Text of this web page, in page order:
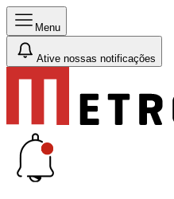
Menu
Ative nossas notificações